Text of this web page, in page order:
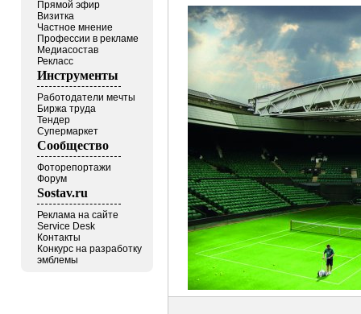
Прямой эфир
Визитка
Частное мнение
Профессии в рекламе
Медиасостав
Рекласс
Инструменты
Работодатели мечты
Биржа труда
Тендер
Супермаркет
Сообщество
Фоторепортажи
Форум
Sostav.ru
Реклама на сайте
Service Desk
Контакты
Конкурс на разработку
эмблемы